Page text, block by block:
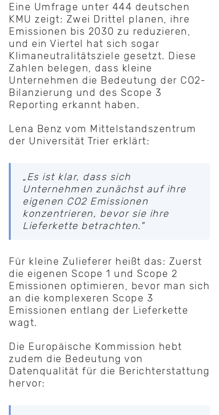
Eine Umfrage unter 444 deutschen
KMU zeigt: Zwei Drittel planen, ihre
Emissionen bis 2030 zu reduzieren,
und ein Viertel hat sich sogar
Klimaneutralitätsziele gesetzt. Diese
Zahlen belegen, dass kleine
Unternehmen die Bedeutung der CO2-
Bilanzierung und des Scope 3
Reporting erkannt haben.
Lena Benz vom Mittelstandszentrum
der Universität Trier erklärt:
„Es ist klar, dass sich
Unternehmen zunächst auf ihre
eigenen CO2 Emissionen
konzentrieren, bevor sie ihre
Lieferkette betrachten."
Für kleine Zulieferer heißt das: Zuerst
die eigenen Scope 1 und Scope 2
Emissionen optimieren, bevor man sich
an die komplexeren Scope 3
Emissionen entlang der Lieferkette
wagt.
Die Europäische Kommission hebt
zudem die Bedeutung von
Datenqualität für die Berichterstattung
hervor: